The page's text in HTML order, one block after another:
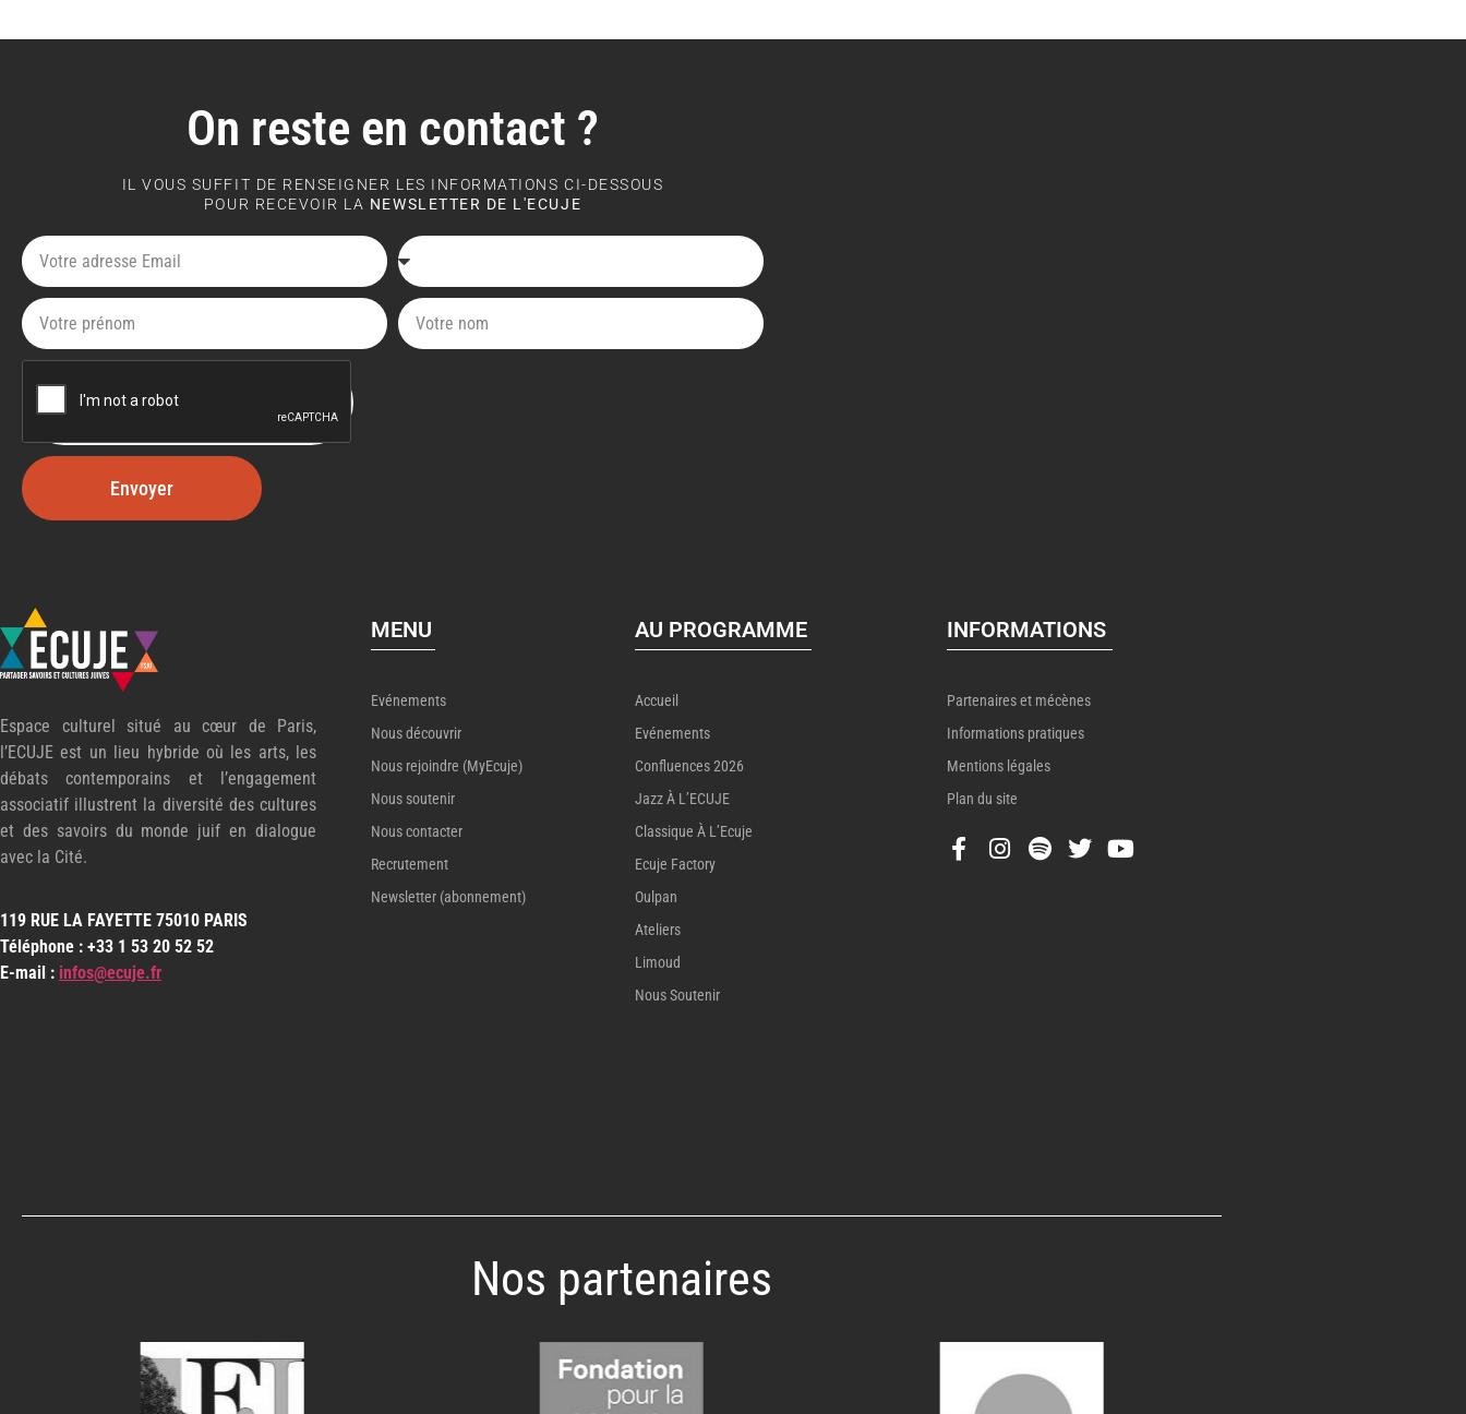
On reste en contact ?
IL VOUS SUFFIT DE RENSEIGNER LES INFORMATIONS CI-DESSOUS
POUR RECEVOIR LA NEWSLETTER DE L'ECUJE
Envoyer
Espace culturel situé au cœur de Paris,
l’ECUJE est un lieu hybride où les arts, les
débats contemporains et l’engagement
associatif illustrent la diversité des cultures
et des savoirs du monde juif en dialogue
avec la Cité.
119 RUE LA FAYETTE 75010 PARIS
Téléphone : +33 1 53 20 52 52
E-mail : infos@ecuje.fr
MENU
Evénements
Nous découvrir
Nous rejoindre (MyEcuje)
Nous soutenir
Nous contacter
Recrutement
Newsletter (abonnement)
AU PROGRAMME
Accueil
Evénements
Confluences 2026
Jazz À L’ECUJE
Classique À L’Ecuje
Ecuje Factory
Oulpan
Ateliers
Limoud
Nous Soutenir
INFORMATIONS
Partenaires et mécènes
Informations pratiques
Mentions légales
Plan du site
Nos partenaires